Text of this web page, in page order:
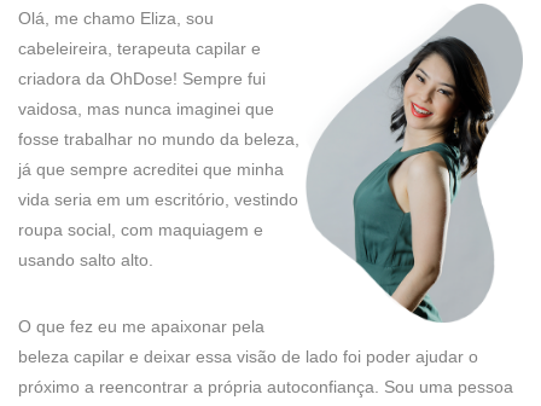
Olá, me chamo Eliza, sou
cabeleireira, terapeuta capilar e
criadora da OhDose! Sempre fui
vaidosa, mas nunca imaginei que
fosse trabalhar no mundo da beleza,
já que sempre acreditei que minha
vida seria em um escritório, vestindo
roupa social, com maquiagem e
usando salto alto.
O que fez eu me apaixonar pela
beleza capilar e deixar essa visão de lado foi poder ajudar o
próximo a reencontrar a própria autoconfiança. Sou uma pessoa